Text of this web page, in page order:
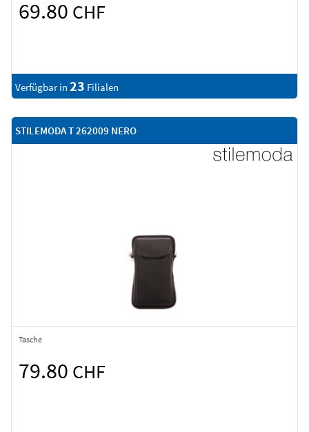
69.80 CHF
Verfügbar in 23 Filialen
STILEMODA T 262009 NERO
Tasche
79.80 CHF